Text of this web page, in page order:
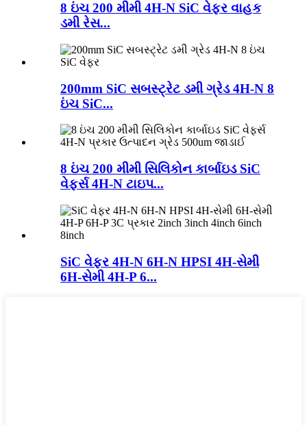
8 ઇંચ 200 મીમી 4H-N SiC વેફર વાહક
ડમી રેસ...
200mm SiC સબસ્ટ્રેટ ડમી ગ્રેડ 4H-N 8
ઇંચ SiC...
8 ઇંચ 200 મીમી સિલિકોન કાર્બાઇડ SiC
વેફર્સ 4H-N ટાઇપ...
SiC વેફર 4H-N 6H-N HPSI 4H-સેમી
6H-સેમી 4H-P 6...